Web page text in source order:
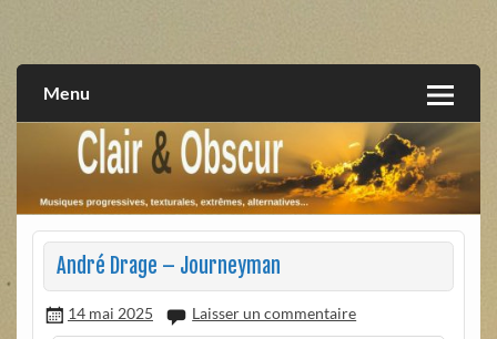
extrêmes, alternatives, texturales
Menu
André Drage – Journeyman
14 mai 2025 Laisser un commentaire